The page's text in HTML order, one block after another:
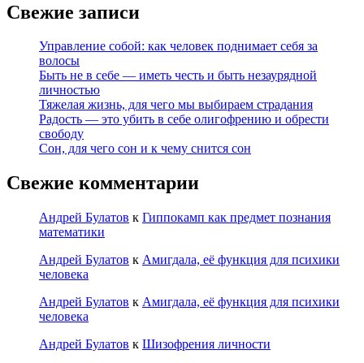
Свежие записи
Управление собой: как человек поднимает себя за
волосы
Быть не в себе — иметь честь и быть незаурядной
личностью
Тяжелая жизнь, для чего мы выбираем страдания
Радость — это убить в себе олигофрению и обрести
свободу
Сон, для чего сон и к чему снится сон
Свежие комментарии
Андрей Булатов к Гиппокамп как предмет познания
математики
Андрей Булатов к Амигдала, её функция для психики
человека
Андрей Булатов к Амигдала, её функция для психики
человека
Андрей Булатов к Шизофрения личности